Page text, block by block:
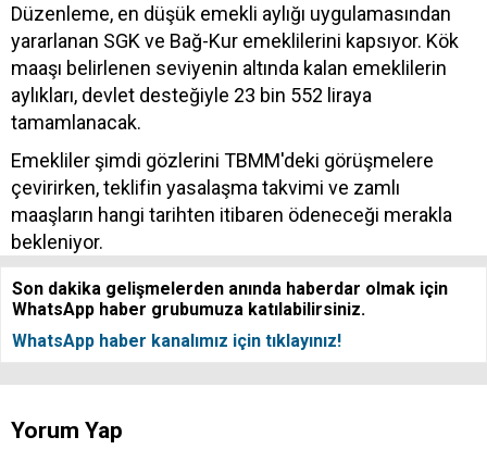
Düzenleme, en düşük emekli aylığı uygulamasından
yararlanan SGK ve Bağ-Kur emeklilerini kapsıyor. Kök
maaşı belirlenen seviyenin altında kalan emeklilerin
aylıkları, devlet desteğiyle 23 bin 552 liraya
tamamlanacak.
Emekliler şimdi gözlerini TBMM'deki görüşmelere
çevirirken, teklifin yasalaşma takvimi ve zamlı
maaşların hangi tarihten itibaren ödeneceği merakla
bekleniyor.
Son dakika gelişmelerden anında haberdar olmak için
WhatsApp haber grubumuza katılabilirsiniz.
WhatsApp haber kanalımız için tıklayınız!
Yorum Yap